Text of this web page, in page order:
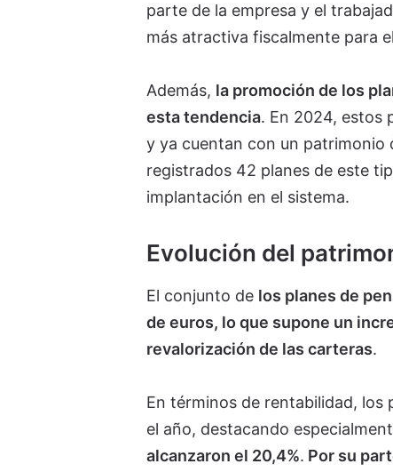
parte de la empresa y el
más atractiva fiscalmente para
Además, la promoción de los
esta tendencia. En 2024, estos
y ya cuentan con un patrimonio
registrados 42 planes de este
implantación en el sistema.
Evolución del
El conjunto de los planes de
de euros, lo que supone un
revalorización de las carteras.
En términos de rentabilidad, los
el año, destacando
alcanzaron el 20,4%. Por su